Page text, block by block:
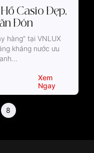
Casio Đẹp,
Đón
hàng” tại VNLUX
kháng nước ưu
Xem
Ngay
8